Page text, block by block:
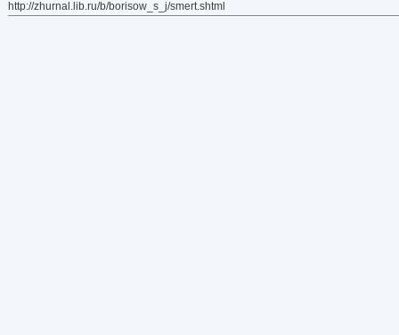
http://zhurnal.lib.ru/b/borisow_s_j/smert.shtml